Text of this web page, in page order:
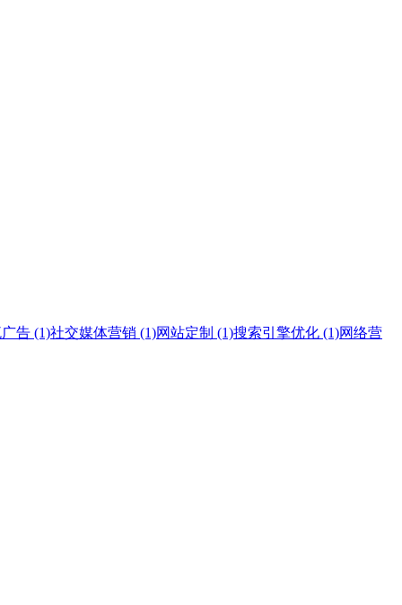
告 (1)社交媒体营销 (1)网站定制 (1)搜索引擎优化 (1)网络营